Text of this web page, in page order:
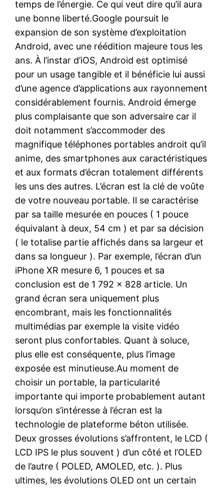
temps de l’énergie. Ce qui veut dire qu’il aura
une bonne liberté.Google poursuit le
expansion de son système d’exploitation
Android, avec une réédition majeure tous les
ans. À l’instar d’iOS, Android est optimisé
pour un usage tangible et il bénéficie lui aussi
d’une agence d’applications aux rayonnement
considérablement fournis. Android émerge
plus complaisante que son adversaire car il
doit notamment s’accommoder des
magnifique téléphones portables androit qu’il
anime, des smartphones aux caractéristiques
et aux formats d’écran totalement différents
les uns des autres. L’écran est la clé de voûte
de votre nouveau portable. Il se caractérise
par sa taille mesurée en pouces ( 1 pouce
équivalant à deux, 54 cm ) et par sa décision
( le totalise partie affichés dans sa largeur et
dans sa longueur ). Par exemple, l’écran d’un
iPhone XR mesure 6, 1 pouces et sa
conclusion est de 1 792 x 828 article. Un
grand écran sera uniquement plus
encombrant, mais les fonctionnalités
multimédias par exemple la visite vidéo
seront plus confortables. Quant à soluce,
plus elle est conséquente, plus l’image
exposée est minutieuse.Au moment de
choisir un portable, la particularité
importante qui importe probablement autant
lorsqu’on s’intéresse à l’écran est la
technologie de plateforme béton utilisée.
Deux grosses évolutions s’affrontent, le LCD (
LCD IPS le plus souvent ) d’un côté et l’OLED
de l’autre ( POLED, AMOLED, etc. ). Plus
ultimes, les évolutions OLED ont un certain